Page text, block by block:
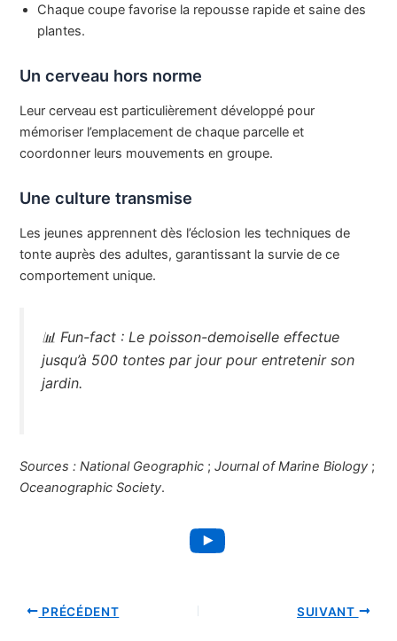
Chaque coupe favorise la repousse rapide et saine des
plantes.
Un cerveau hors norme
Leur cerveau est particulièrement développé pour
mémoriser l’emplacement de chaque parcelle et
coordonner leurs mouvements en groupe.
Une culture transmise
Les jeunes apprennent dès l’éclosion les techniques de
tonte auprès des adultes, garantissant la survie de ce
comportement unique.
📊 Fun-fact : Le poisson-demoiselle effectue
jusqu’à 500 tontes par jour pour entretenir son
jardin.
Sources : National Geographic ;Journal of Marine Biology ;
Oceanographic Society.
YouTube
PRÉCÉDENT SUIVANT